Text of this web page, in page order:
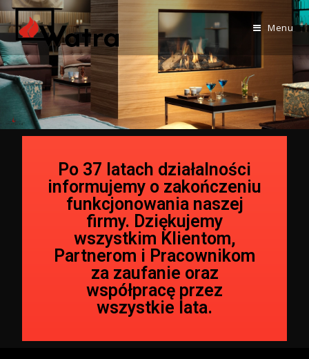
Menu
Po 37 latach działalności
informujemy o zakończeniu
funkcjonowania naszej
firmy. Dziękujemy
wszystkim Klientom,
Partnerom i Pracownikom
za zaufanie oraz
współpracę przez
wszystkie lata.